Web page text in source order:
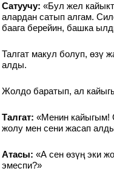
Сатуучу: «Бул жел
алардан сатып алгам.
баага берейин, башка
Талгат макул болуп, өзү
алды.
Жолдо баратып, ал
Талгат: «Менин кайыгым!
жолу мен сени жасап
Атасы: «А сен өзүң эки
эмеспи?»